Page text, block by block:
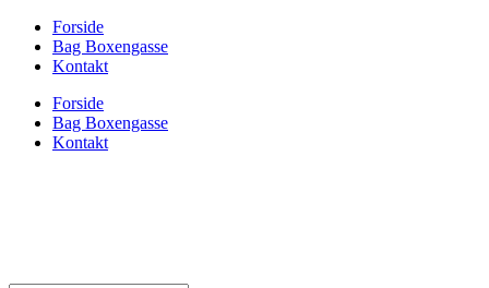
Forside
Bag Boxengasse
Kontakt
Forside
Bag Boxengasse
Kontakt